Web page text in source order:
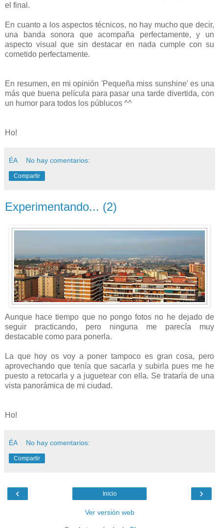
el final.
En cuanto a los aspectos técnicos, no hay mucho que decir,
una banda sonora que acompaña perfectamente, y un
aspecto visual que sin destacar en nada cumple con su
cometido perfectamente.
En resumen, en mi opinión 'Pequeña miss sunshine' es una
más que buena película para pasar una tarde divertida, con
un humor para todos los públucos ^^
Ho!
ÉA No hay comentarios:
Compartir
Experimentando... (2)
Aunque hace tiempo que no pongo fotos no he dejado de
seguir practicando, pero ninguna me parecía muy
destacable como para ponerla.
La que hoy os voy a poner tampoco es gran cosa, pero
aprovechando que tenía que sacarla y subirla pues me he
puesto a retocarla y a juguetear con ella. Se trataría de una
vista panorámica de mi ciudad.
Ho!
ÉA No hay comentarios:
Compartir
‹ ›
Inicio
Ver versión web